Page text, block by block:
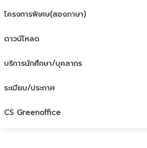
โครงการพิเศษ(สองภาษา)
ดาวน์โหลด
บริการนักศึกษา/บุคลากร
ระเบียบ/ประกาศ
CS Greenoffice